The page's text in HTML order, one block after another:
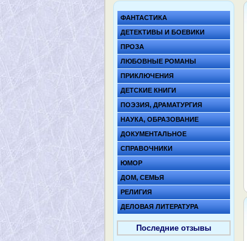
ФАНТАСТИКА
ДЕТЕКТИВЫ И БОЕВИКИ
ПРОЗА
ЛЮБОВНЫЕ РОМАНЫ
ПРИКЛЮЧЕНИЯ
ДЕТСКИЕ КНИГИ
ПОЭЗИЯ, ДРАМАТУРГИЯ
НАУКА, ОБРАЗОВАНИЕ
ДОКУМЕНТАЛЬНОЕ
СПРАВОЧНИКИ
ЮМОР
ДОМ, СЕМЬЯ
РЕЛИГИЯ
ДЕЛОВАЯ ЛИТЕРАТУРА
Последние отзывы